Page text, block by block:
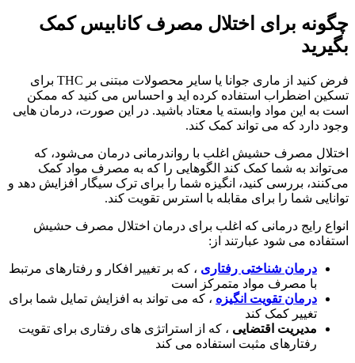
چگونه برای اختلال مصرف کانابیس کمک
بگیرید
فرض کنید از ماری جوانا یا سایر محصولات مبتنی بر THC برای
تسکین اضطراب استفاده کرده اید و احساس می کنید که ممکن
است به این مواد وابسته یا معتاد باشید. در این صورت، درمان هایی
وجود دارد که می تواند کمک کند.
اختلال مصرف حشیش اغلب با رواندرمانی درمان می‌شود، که
می‌تواند به شما کمک کند الگوهایی را که به مصرف مواد کمک
می‌کنند، بررسی کنید، انگیزه شما را برای ترک سیگار افزایش دهد و
توانایی شما را برای مقابله با استرس تقویت کند.
انواع رایج درمانی که اغلب برای درمان اختلال مصرف حشیش
استفاده می شود عبارتند از:
درمان شناختی رفتاری ، که بر تغییر افکار و رفتارهای مرتبط
با مصرف مواد متمرکز است
درمان تقویت انگیزه ، که می تواند به افزایش تمایل شما برای
تغییر کمک کند
مدیریت اقتضایی ، که از استراتژی های رفتاری برای تقویت
رفتارهای مثبت استفاده می کند